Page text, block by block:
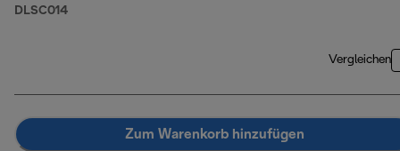
DLSC014
Vergleichen
Zum Warenkorb hinzufügen